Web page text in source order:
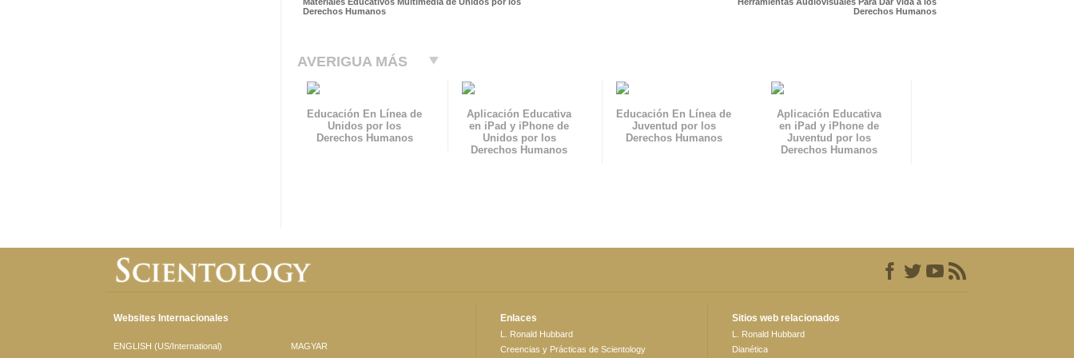
Derechos Humanos
Derechos Humanos
AVERIGUA MÁS
Educación En Línea de
Unidos por los
Derechos Humanos
Aplicación Educativa
en iPad y iPhone de
Unidos por los
Derechos Humanos
Educación En Línea de
Juventud por los
Derechos Humanos
Aplicación Educativa
en iPad y iPhone de
Juventud por los
Derechos Humanos
Websites Internacionales
ENGLISH (US/International)
MAGYAR
Enlaces
L. Ronald Hubbard
Creencias y Prácticas de Scientology
Sitios web relacionados
L. Ronald Hubbard
Dianética